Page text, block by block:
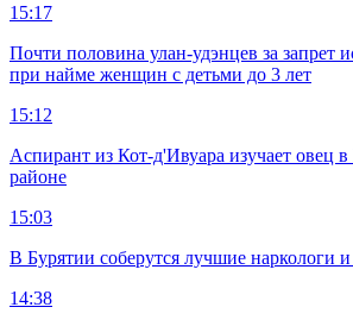
15:17
Почти половина улан-удэнцев за запрет
при найме женщин с детьми до 3 лет
15:12
Аспирант из Кот-д'Ивуара изучает овец
районе
15:03
В Бурятии соберутся лучшие наркологи
14:38